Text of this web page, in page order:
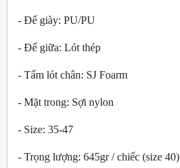
- Đế giày: PU/PU
- Đế giữa: Lót thép
- Tấm lót chân: SJ Foarm
- Mặt trong: Sợi nylon
- Size: 35-47
- Trọng lượng: 645gr / chiếc (size 40)